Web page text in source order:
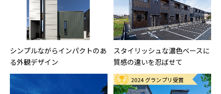
シンプルながらインパクトのあ
る外観デザイン
スタイリッシュな濃色ベースに
質感の違いを忍ばせて
2024 グランプリ受賞